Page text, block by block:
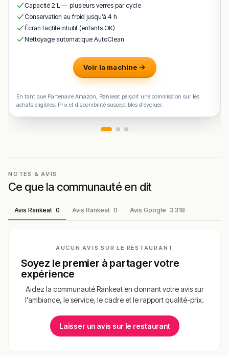
Capacité 2 L — plusieurs verres par cycle
Conservation au froid jusqu’à 4 h
Écran tactile intuitif (enfants OK)
Nettoyage automatique AutoClean
Voir la machine
En tant que Partenaire Amazon, Rankeat perçoit une commission sur les
achats éligibles. Prix et disponibilité susceptibles d'évoluer.
NOTES & AVIS
Ce que la communauté en dit
Avis Rankeat 0 Avis Rankeat 0 Avis Google 3 318
AUCUN AVIS SUR LE RESTAURANT
Soyez le premier à partager votre
expérience
Aidez la communauté Rankeat en donnant votre avis sur
l'ambiance, le service, le cadre et le rapport qualité-prix.
Laisser un avis sur le restaurant